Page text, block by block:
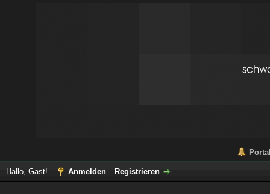
Hallo, Gast! Anmelden Registrieren